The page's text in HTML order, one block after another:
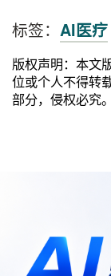
标签： AI医疗
版权声明：本文
位或个人不得转
部分，侵权必究。